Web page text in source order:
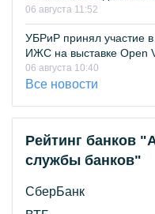
06 августа 11:52
УБРиР принял участие
ИЖС на выставке Open
06 августа 10:40
Все новости
Рейтинг банков
службы банков"
СберБанк